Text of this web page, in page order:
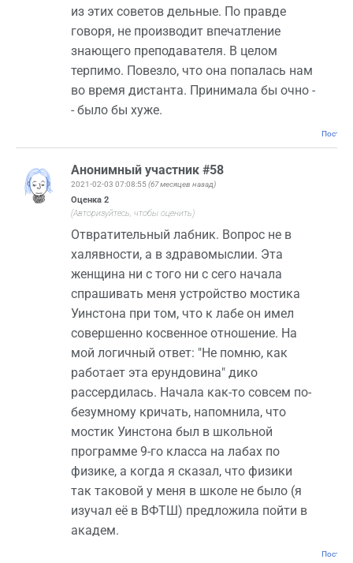
из этих советов дельные. По правде
говоря, не производит впечатление
знающего преподавателя. В целом
терпимо. Повезло, что она попалась нам
во время дистанта. Принимала бы очно -
- было бы хуже.
Анонимный участник #58
2021-02-03 07:08:55 (67 месяцев назад)
Оценка 2
(Авторизуйтесь, чтобы оценить)
Отвратительный лабник. Вопрос не в
халявности, а в здравомыслии. Эта
женщина ни с того ни с сего начала
спрашивать меня устройство мостика
Уинстона при том, что к лабе он имел
совершенно косвенное отношение. На
мой логичный ответ: "Не помню, как
работает эта ерундовина" дико
рассердилась. Начала как-то совсем по-
безумному кричать, напомнила, что
мостик Уинстона был в школьной
программе 9-го класса на лабах по
физике, а когда я сказал, что физики
так таковой у меня в школе не было (я
изучал её в ВФТШ) предложила пойти в
академ.